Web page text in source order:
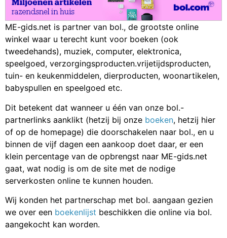
ME-gids.net is partner van bol., de grootste online
winkel waar u terecht kunt voor boeken (ook
tweedehands), muziek, computer, elektronica,
speelgoed, verzorgingsproducten.vrijetijdsproducten,
tuin- en keukenmiddelen, dierproducten, woonartikelen,
babyspullen en speelgoed etc.
Dit betekent dat wanneer u één van onze bol.-
partnerlinks aanklikt (hetzij bij onze boeken, hetzij hier
of op de homepage) die doorschakelen naar bol., en u
binnen de vijf dagen een aankoop doet daar, er een
klein percentage van de opbrengst naar ME-gids.net
gaat, wat nodig is om de site met de nodige
serverkosten online te kunnen houden.
Wij konden het partnerschap met bol. aangaan gezien
we over een boekenlijst beschikken die online via bol.
aangekocht kan worden.